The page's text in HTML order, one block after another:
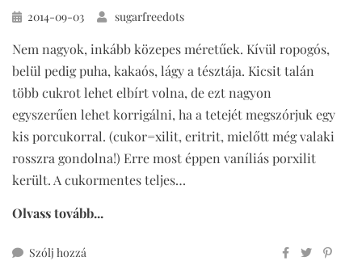
Közzétéve
2014-09-03 sugarfreedots
Nem nagyok, inkább közepes méretűek. Kívül ropogós,
belül pedig puha, kakaós, lágy a tésztája. Kicsit talán
több cukrot lehet elbírt volna, de ezt nagyon
egyszerűen lehet korrigálni, ha a tetejét megszórjuk egy
kis porcukorral. (cukor=xilit, eritrit, mielőtt még valaki
rosszra gondolna!) Erre most éppen vaníliás porxilit
került. A cukormentes teljes…
Olvass tovább...
Szólj hozzá